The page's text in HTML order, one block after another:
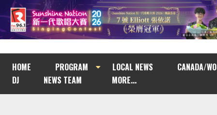
HOME PROGRAM LOCAL NEWS
CANADA/
DJ
NEWS TEAM MORE...